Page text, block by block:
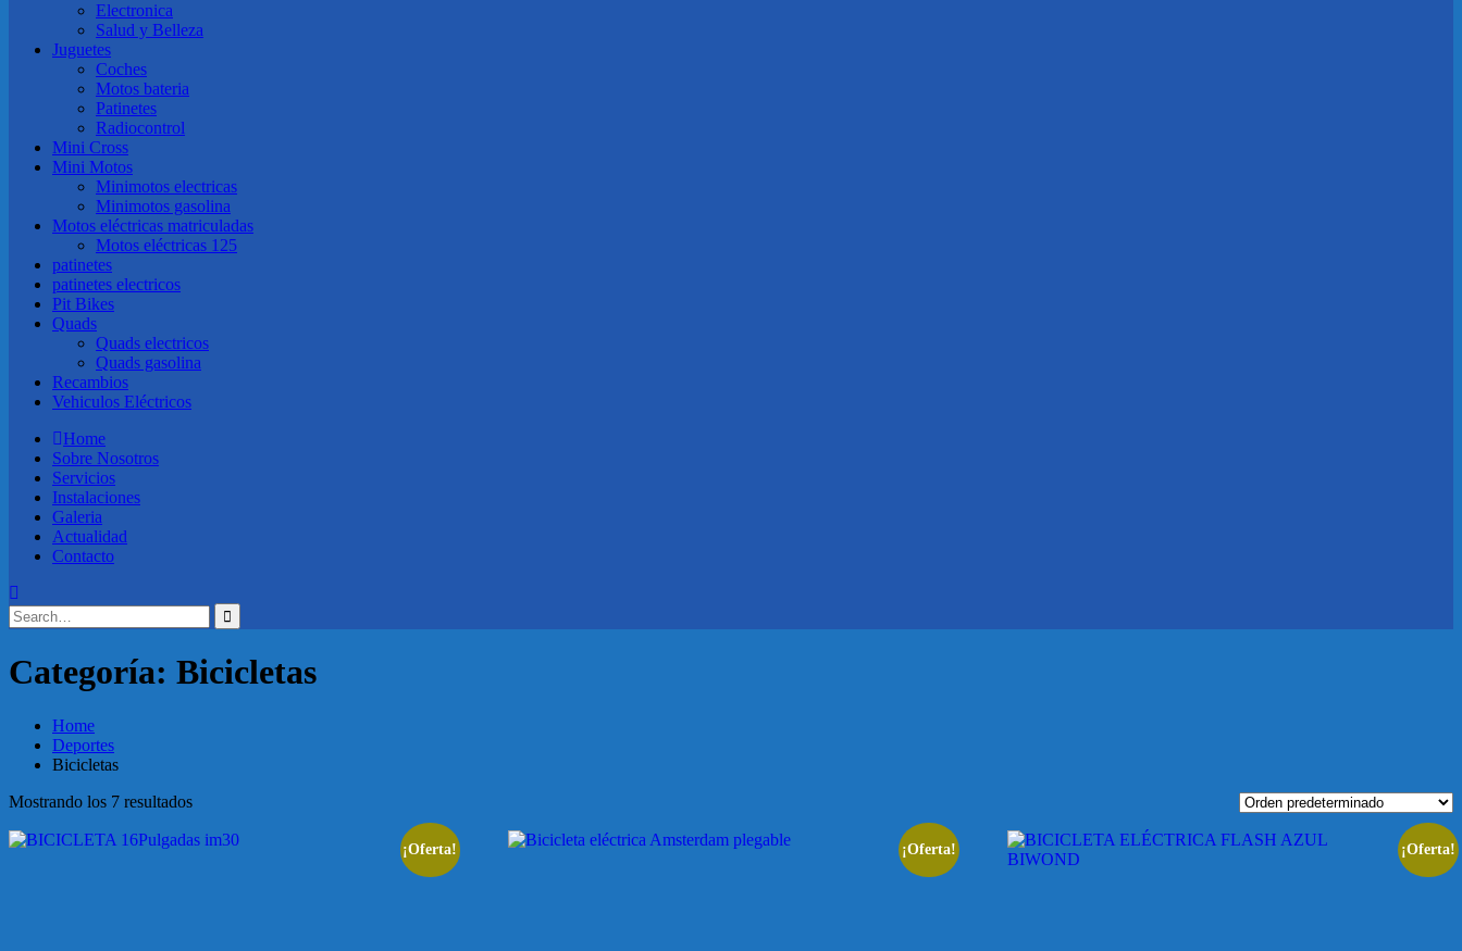
Electronica
Salud y Belleza
Juguetes
Coches
Motos bateria
Patinetes
Radiocontrol
Mini Cross
Mini Motos
Minimotos electricas
Minimotos gasolina
Motos eléctricas matriculadas
Motos eléctricas 125
patinetes
patinetes electricos
Pit Bikes
Quads
Quads electricos
Quads gasolina
Recambios
Vehiculos Eléctricos
Home
Sobre Nosotros
Servicios
Instalaciones
Galeria
Actualidad
Contacto
Search
for:
Categoría: Bicicletas
Home
Deportes
Bicicletas
Mostrando los 7 resultados
¡Oferta! ¡Oferta! ¡Oferta!